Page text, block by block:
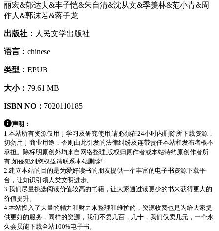
丽宏&郁达夫&丰子恺&朱自清&沈从文&季羡林&范小青&周
作人&郭沫若&蒋子龙
出版社： 人民文学出版社
语言： chinese
类型： EPUB
大小： 79.61 MB
ISBN NO： 7020110185
声明：
1.本站所有资源仅用于学习及研究使用,请必须在24小时内删除所下载资源，
切勿用于商业用途，否则由此引发的法律纠纷及连带责任本站和发布者概不
承担。除标明原创外均来自网络整理,版权归原作者或本站特约原创作者所
有,如侵犯到您权益请联系本站删除!
2.建立本站的目的是为爱好读书的朋友提供一个丰富的电子书资源下载平
台，让知识引领人类文明进步。
3.我们尽量挑选阅读价值较高的书籍，让大家通过读更少的书来获得更大的
价值提升。
4.本站投入了大量的精力和财力来整理和维护的，资源收费也是为给大家提
供更好的服务，同样的资源，我们不卖几百，几十，我们仅卖几元，一个永
久会员能下载全站100%电子书。